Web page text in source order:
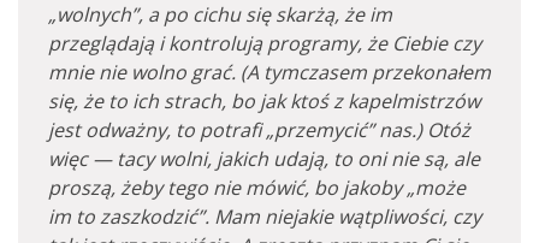
„wolnych”, a po cichu się skarżą, że im
przeglądają i kontrolują programy, że Ciebie czy
mnie nie wolno grać. (A tymczasem przekonałem
się, że to ich strach, bo jak ktoś z kapelmistrzów
jest odważny, to potrafi „przemycić” nas.) Otóż
więc — tacy wolni, jakich udają, to oni nie są, ale
proszą, żeby tego nie mówić, bo jakoby „może
im to zaszkodzić”. Mam niejakie wątpliwości, czy